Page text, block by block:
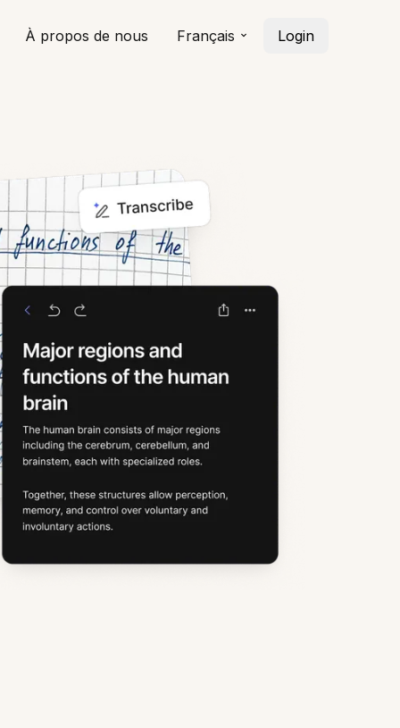
À propos de nous Français Login